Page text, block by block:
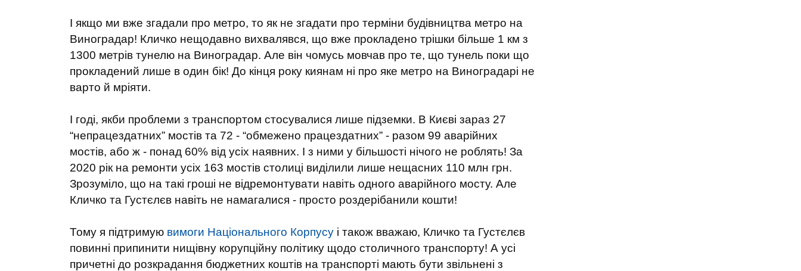
І якщо ми вже згадали про метро, то як не згадати про терміни будівництва метро на
Виноградар! Кличко нещодавно вихвалявся, що вже прокладено трішки більше 1 км з
1300 метрів тунелю на Виноградар. Але він чомусь мовчав про те, що тунель поки що
прокладений лише в один бік! До кінця року киянам ні про яке метро на Виноградарі не
варто й мріяти.
І годі, якби проблеми з транспортом стосувалися лише підземки. В Києві зараз 27
“непрацездатних” мостів та 72 - “обмежено працездатних” - разом 99 аварійних
мостів, або ж - понад 60% від усіх наявних. І з ними у більшості нічого не роблять! За
2020 рік на ремонти усіх 163 мостів столиці виділили лише нещасних 110 млн грн.
Зрозуміло, що на такі гроші не відремонтувати навіть одного аварійного мосту. Але
Кличко та Густєлєв навіть не намагалися - просто роздерібанили кошти!
Тому я підтримую вимоги Національного Корпусу і також вважаю, Кличко та Густєлєв
повинні припинити нищівну корупційну політику щодо столичного транспорту! А усі
причетні до розкрадання бюджетних коштів на транспорті мають бути звільнені з